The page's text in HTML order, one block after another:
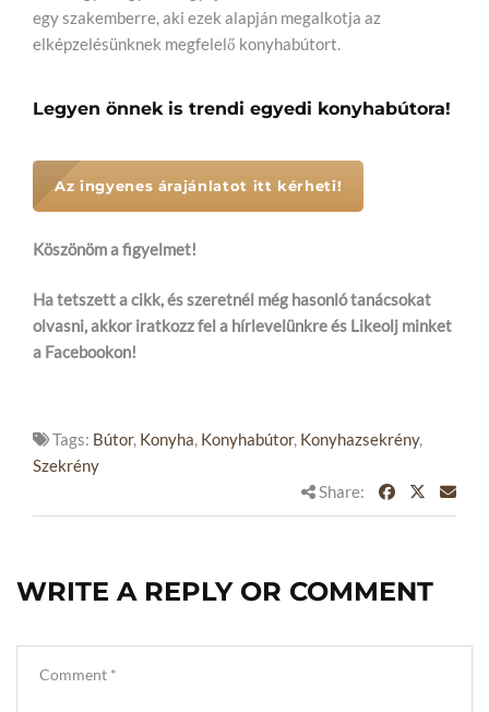
egy szakemberre, aki ezek alapján megalkotja az
elképzelésünknek megfelelő konyhabútort.
Legyen önnek is trendi egyedi konyhabútora!
Az ingyenes árajánlatot itt kérheti!
Köszönöm a figyelmet!
Ha tetszett a cikk, és szeretnél még hasonló tanácsokat
olvasni, akkor iratkozz fel a hírlevelünkre és Likeolj minket
a Facebookon!
Tags: Bútor, Konyha, Konyhabútor, Konyhazsekrény,
Szekrény
Share:
WRITE A REPLY OR COMMENT